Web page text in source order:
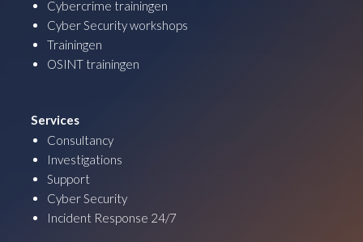
Cybercrime trainingen
Cyber Security workshops
Trainingen
OSINT trainingen
Services
Consultancy
Investigations
Support
Cyber Security
Incident Response 24/7